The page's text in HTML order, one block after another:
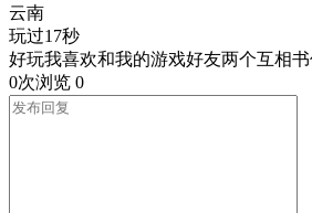
云南
玩过17秒
好玩我喜欢和我的游戏好友两个互相
0次浏览 0